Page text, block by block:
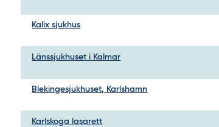
Kalix sjukhus
Länssjukhuset i Kalmar
Blekingesjukhuset, Karlshamn
Karlskoga lasarett